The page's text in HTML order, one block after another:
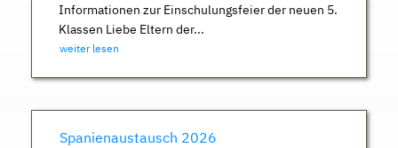
Informationen zur Einschulungsfeier der neuen 5.
Klassen Liebe Eltern der...
weiter lesen
Spanienaustausch 2026